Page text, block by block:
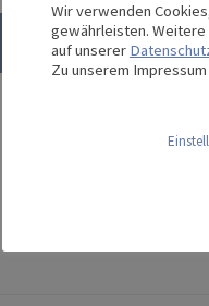
Wir verwenden
gewährleisten. Weitere
auf unserer
Zu unserem